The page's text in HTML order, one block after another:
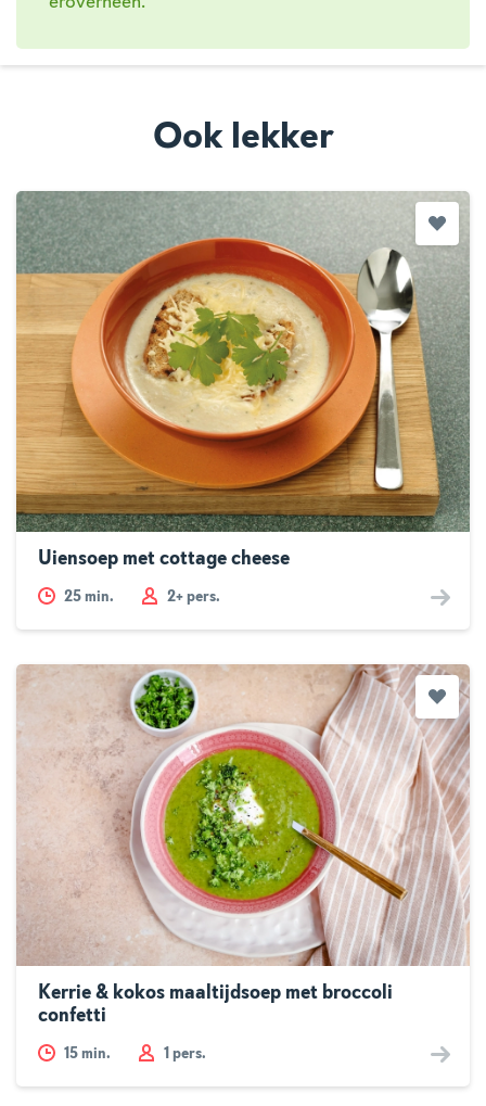
Ook lekker
Uiensoep met cottage cheese
25 min. 2+ pers.
Kerrie & kokos maaltijdsoep met broccoli
confetti
15 min. 1 pers.